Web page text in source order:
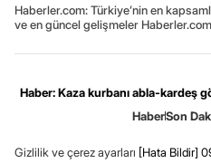
Haberler.com: Türkiye’nin en
ve en güncel gelişmeler
Haber: Kaza kurbanı abla-kardeş
HaberSon
Gizlilik ve çerez ayarları [Hata Bildir]